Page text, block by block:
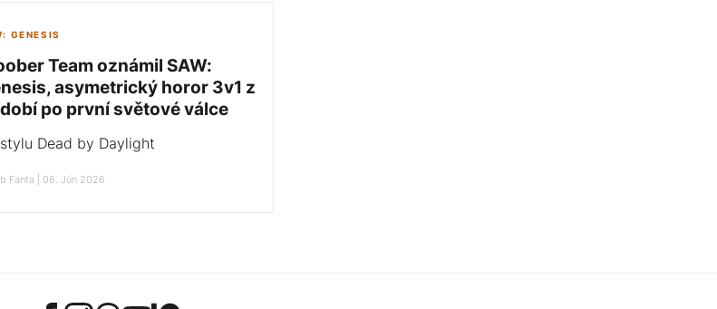
GENESIS
Team oznámil SAW:
asymetrický horor 3v1 z
po první světové válce
Dead by Daylight
Fanta | 06. Jún 2026